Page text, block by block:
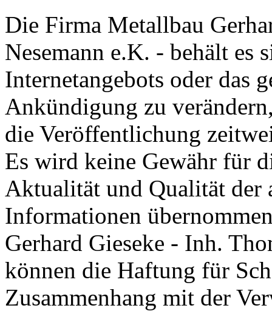
Die Firma Metallbau
Nesemann e.K. - behält es
Internetangebots oder das
Ankündigung zu
die Veröffentlichung
Es wird keine Gewähr für
Aktualität und Qualität der
Informationen
Gerhard Gieseke - Inh.
können die Haftung für
Zusammenhang mit der